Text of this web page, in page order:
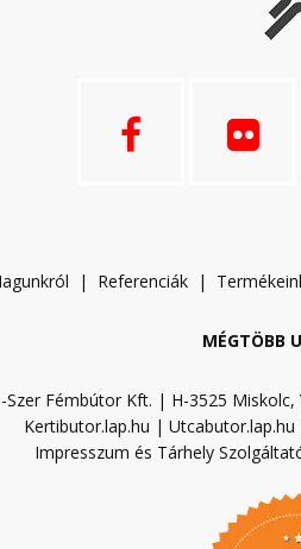
| Referenciák |
MÉGTÖBB
Szer Fémbútor Kft. | H-3525
Kertibutor.lap.hu | Utcabutor.lap.hu
Impresszum és Tárhely